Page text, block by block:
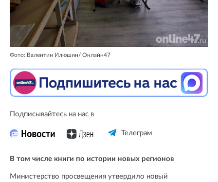
Фото: Валентин Илюшин/ Oнлайн47
Подписывайтесь на нас в
Телеграм
В том числе книги по истории новых регионов
Министерство просвещения утвердило новый